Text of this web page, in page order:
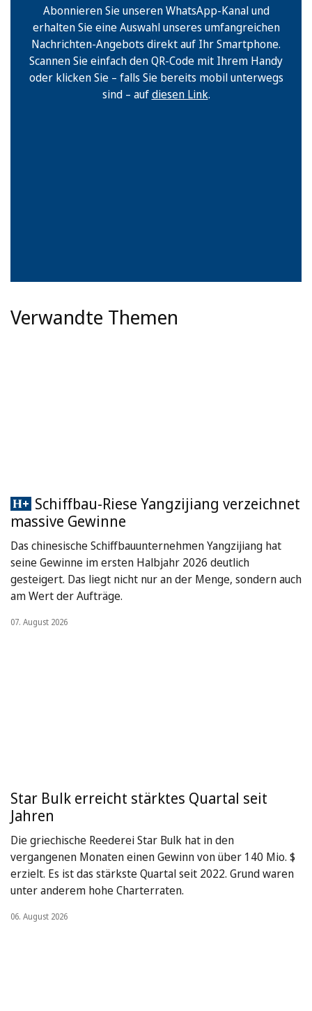
Abonnieren Sie unseren WhatsApp-Kanal und
erhalten Sie eine Auswahl unseres umfangreichen
Nachrichten-Angebots direkt auf Ihr Smartphone.
Scannen Sie einfach den QR-Code mit Ihrem Handy
oder klicken Sie – falls Sie bereits mobil unterwegs
sind – aufdiesen Link.
Verwandte Themen
Schiffbau-Riese Yangzijiang verzeichnet
massive Gewinne
Das chinesische Schiffbauunternehmen Yangzijiang hat
seine Gewinne im ersten Halbjahr 2026 deutlich
gesteigert. Das liegt nicht nur an der Menge, sondern auch
am Wert der Aufträge.
07. August 2026
Star Bulk erreicht stärktes Quartal seit
Jahren
Die griechische Reederei Star Bulk hat in den
vergangenen Monaten einen Gewinn von über 140 Mio. $
erzielt. Es ist das stärkste Quartal seit 2022. Grund waren
unter anderem hohe Charterraten.
06. August 2026